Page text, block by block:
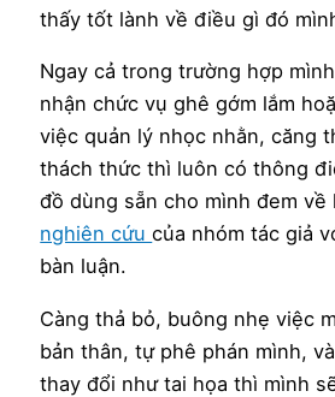
thấy tốt lành về điều gì đó
Ngay cả trong trường hợp
nhận chức vụ ghê gớm lắm
việc quản lý nhọc nhằn, căng
thách thức thì luôn có thông
đồ dùng sẵn cho mình đem
nghiên cứucủa nhóm tác giả
bàn luận.
Càng thả bỏ, buông nhẹ việc
bản thân, tự phê phán mình,
thay đổi như tai họa thì mình